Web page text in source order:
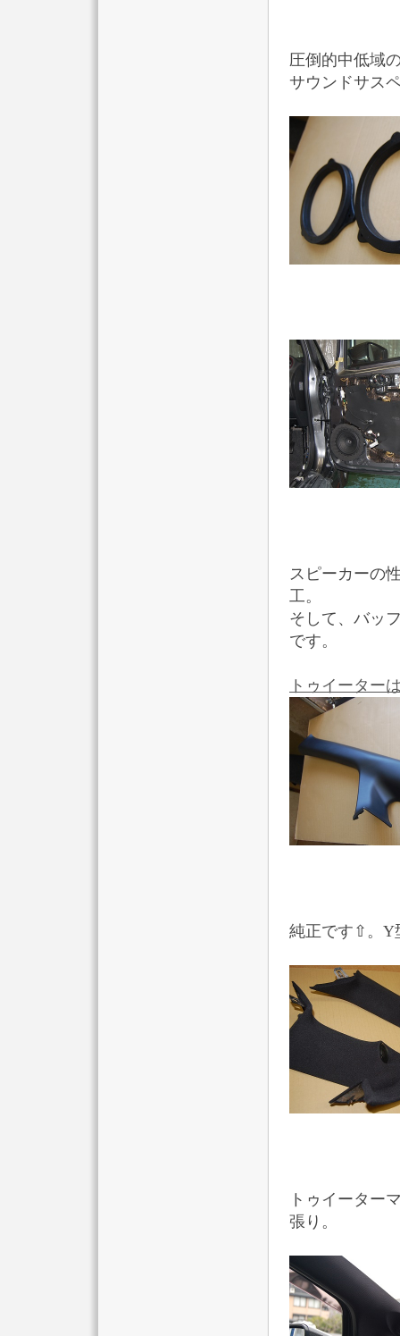
圧倒的中低域
サウンドサス
スピーカーの
工。
そして、バッ
です。
トゥイーター
純正です⇧。Y
トゥイーター
張り。